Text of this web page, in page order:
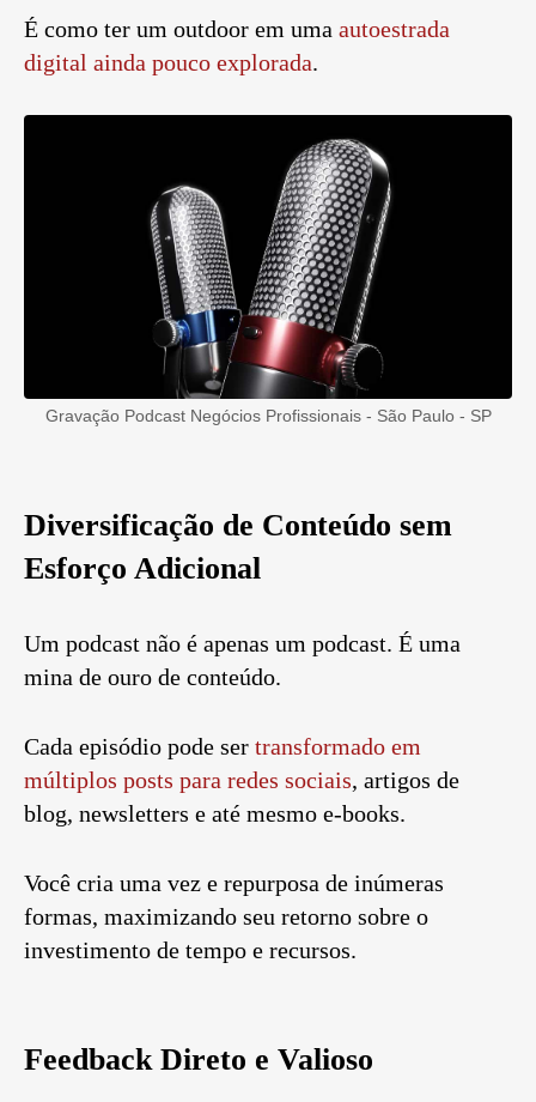
É como ter um outdoor em uma autoestrada
digital ainda pouco explorada.
Gravação Podcast Negócios Profissionais - São Paulo - SP
Diversificação de Conteúdo sem
Esforço Adicional
Um podcast não é apenas um podcast. É uma
mina de ouro de conteúdo.
Cada episódio pode ser transformado em
múltiplos posts para redes sociais, artigos de
blog, newsletters e até mesmo e-books.
Você cria uma vez e repurposa de inúmeras
formas, maximizando seu retorno sobre o
investimento de tempo e recursos.
Feedback Direto e Valioso